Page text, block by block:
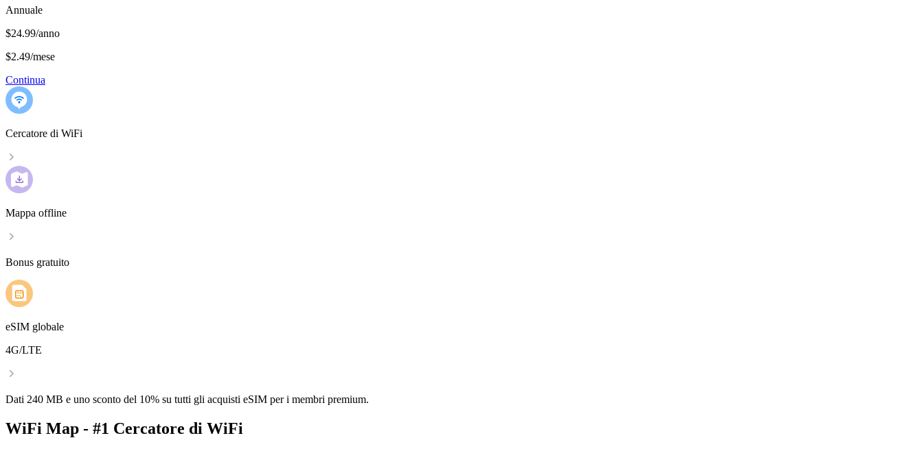
Annuale
$24.99/anno
$2.49/mese
Continua
Cercatore di WiFi
Mappa offline
Bonus gratuito
eSIM globale
4G/LTE
Dati 240 MB e uno sconto del 10% su tutti gli acquisti eSIM per i membri premium.
WiFi Map - #1 Cercatore di WiFi